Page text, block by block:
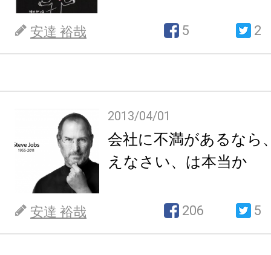
安達 裕哉 5 2
2013/04/01
会社に不満があるなら
えなさい、は本当か
安達 裕哉 206 5